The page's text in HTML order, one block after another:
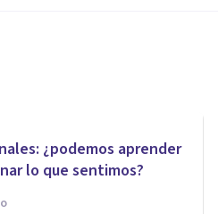
¿podemos aprender
lo que sentimos?